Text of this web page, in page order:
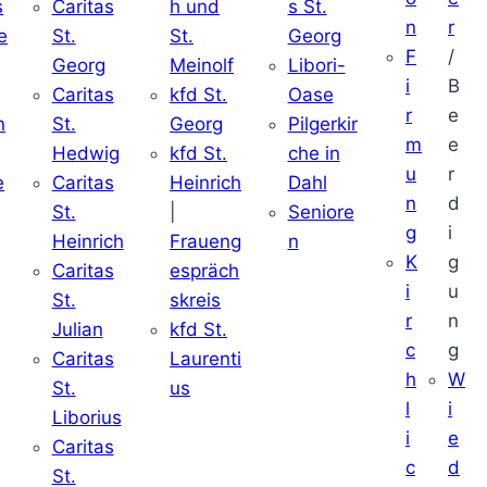
Caritas
St.
Georg
Caritas
St.
Hedwig
Caritas
St.
Heinrich
Caritas
St.
Julian
Caritas
St.
Liborius
Caritas
St.
h und
St.
Meinolf
kfd St.
Georg
kfd St.
Heinrich
Fraueng
espräch
skreis
kfd St.
Laurenti
us
s St.
Georg
Libori-
Oase
Pilgerkir
che in
Dahl
Seniore
n
n
F
i
r
m
u
n
g
K
i
r
c
h
l
i
c
r
/
B
e
e
r
d
i
g
u
n
g
W
i
e
d